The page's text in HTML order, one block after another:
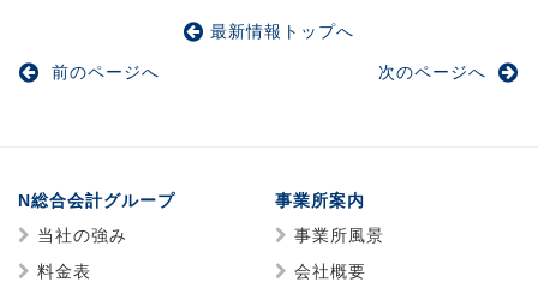
最新情報トップへ
前のページへ 次のページへ
N総合会計グループ
当社の強み
料金表
事業所案内
事業所風景
会社概要